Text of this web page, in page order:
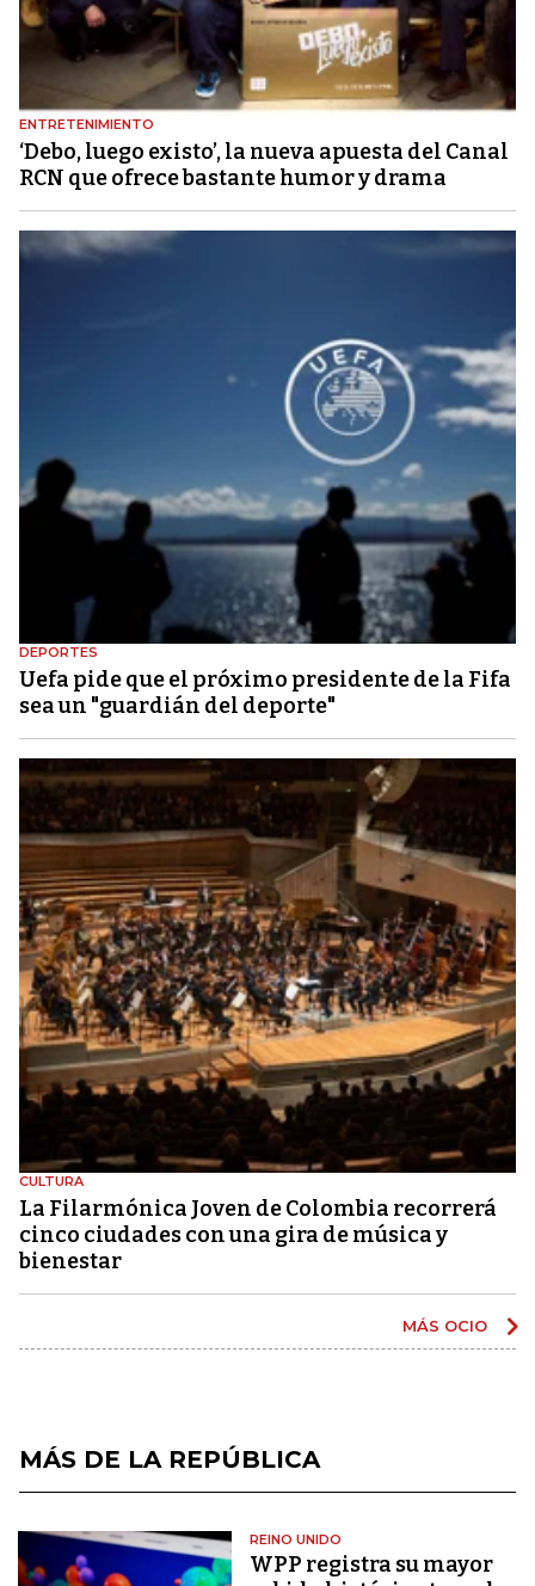
ENTRETENIMIENTO
‘Debo, luego existo’, la nueva apuesta del Canal
RCN que ofrece bastante humor y drama
DEPORTES
Uefa pide que el próximo presidente de la Fifa
sea un "guardián del deporte"
CULTURA
La Filarmónica Joven de Colombia recorrerá
cinco ciudades con una gira de música y
bienestar
MÁS OCIO
MÁS DE LA REPÚBLICA
REINO UNIDO
WPP registra su mayor